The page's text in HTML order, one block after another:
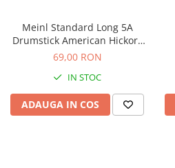
Instrumente de percutie
Instrumente de suflat
Instrumente si jucarii pentru copii
Instrumente traditionale
Tobe
DJ
Meinl Standard Long 5A
Drumstick American Hickory
SB103
69,00 RON
IN STOC
ADAUGA IN COS